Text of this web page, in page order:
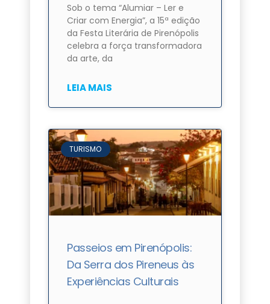
Sob o tema “Alumiar – Ler e
Criar com Energia”, a 15ª edição
da Festa Literária de Pirenópolis
celebra a força transformadora
da arte, da
LEIA MAIS
TURISMO
Passeios em Pirenópolis:
Da Serra dos Pireneus às
Experiências Culturais